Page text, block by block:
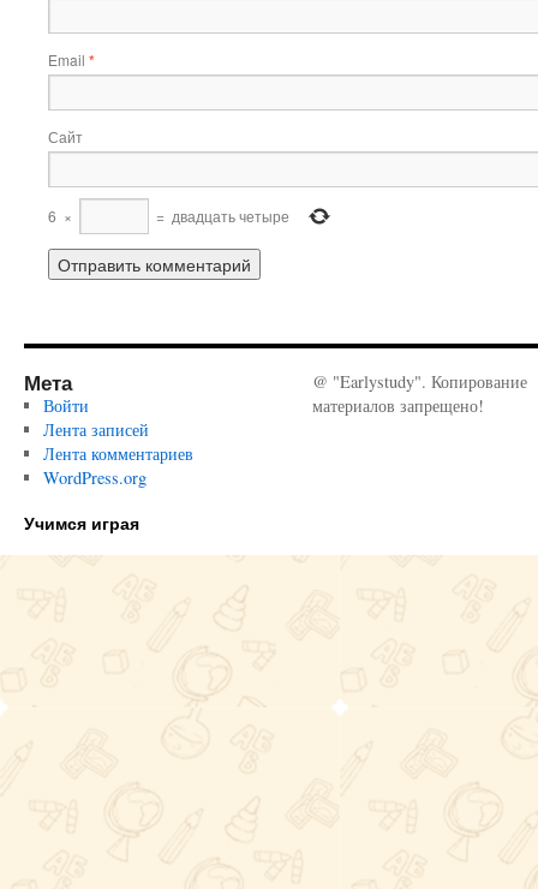
Email *
Сайт
6 × = двадцать четыре
Мета
Войти
Лента записей
Лента комментариев
WordPress.org
@ "Earlystudy". Копирование
материалов запрещено!
Учимся играя